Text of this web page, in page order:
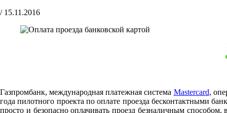
/ 15.11.2016
Газпромбанк, международная платежная система Mastercard,
года пилотного проекта по оплате проезда бесконтактными
просто и безопасно оплачивать проезд безналичным